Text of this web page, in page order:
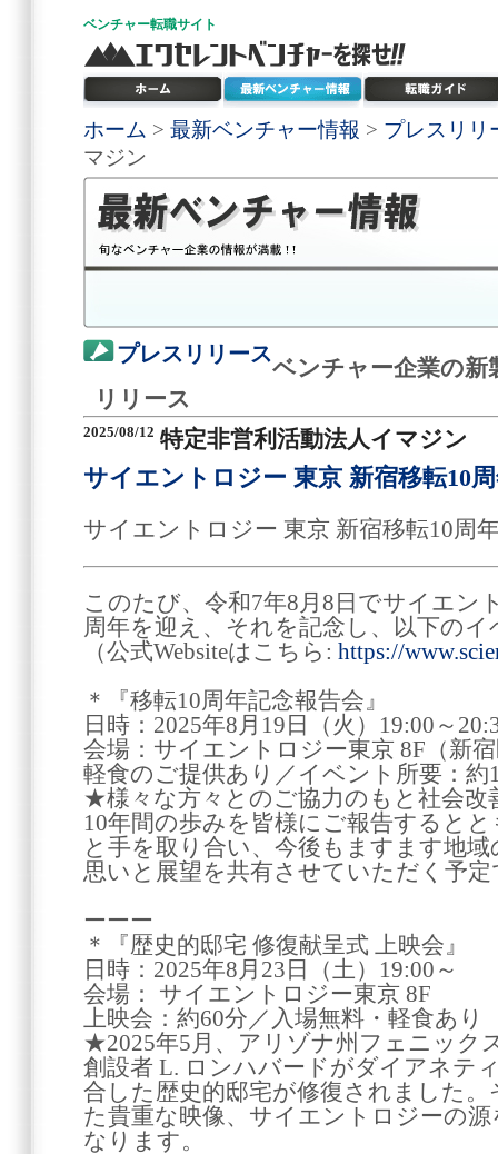
ベンチャー転職サイト
ホーム > 最新ベンチャー情報 > プレスリリ
マジン
プレスリリース
ベンチャー企業の新
リリース
2025/08/12 特定非営利活動法人イマジン
サイエントロジー 東京 新宿移転10
サイエントロジー 東京 新宿移転10周
このたび、令和7年8月8日でサイエン
周年を迎え、それを記念し、以下の
（公式Websiteはこちら: https://
＊『移転10周年記念報告会』
日時：2025年8月19日（火）19:00～
会場：サイエントロジー東京 8F（新
軽食のご提供あり／イベント所要：約
★様々な方々とのご協力のもと社会改
10年間の歩みを皆様にご報告すると
と手を取り合い、今後もますます地
思いと展望を共有させていただく予定
ーーー
＊『歴史的邸宅 修復献呈式 上映会』
日時：2025年8月23日（土）19:00～
会場： サイエントロジー東京 8F
上映会：約60分／入場無料・軽食あり
★2025年5月、アリゾナ州フェニック
創設者 L. ロンハバードがダイアネテ
合した歴史的邸宅が修復されました
た貴重な映像、サイエントロジーの
なります。